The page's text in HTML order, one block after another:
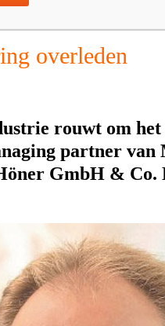
overleden
rouwt om
partner
GmbH & Co.